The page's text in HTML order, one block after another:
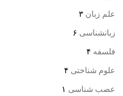
علم زبان ۳
زبانشناسی ۶
فلسفه ۴
علوم شناختی ۴
عصب شناسی ۱